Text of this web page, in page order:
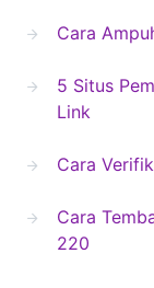
Cara
5 Situs
Link
Cara
Cara
220